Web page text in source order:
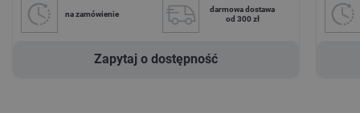
na zamówienie
darmowa dostawa
od 300 zł
Zapytaj o dostępność